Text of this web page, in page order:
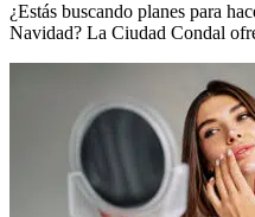
¿Estás buscando planes para
Navidad? La Ciudad Condal